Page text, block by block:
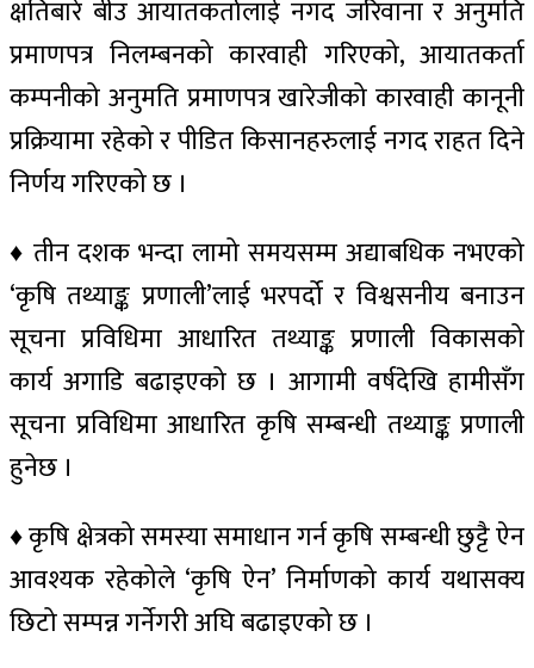
क्षतिबारे बीउ आयातकर्तालाई नगद जरिवाना र अनुमति
प्रमाणपत्र निलम्बनको कारवाही गरिएको, आयातकर्ता
कम्पनीको अनुमति प्रमाणपत्र खारेजीको कारवाही कानूनी
प्रक्रियामा रहेको र पीडित किसानहरुलाई नगद राहत दिने
निर्णय गरिएको छ ।
♦ तीन दशक भन्दा लामो समयसम्म अद्याबधिक नभएको
‘कृषि तथ्याङ्क प्रणाली’लाई भरपर्दो र विश्वसनीय बनाउन
सूचना प्रविधिमा आधारित तथ्याङ्क प्रणाली विकासको
कार्य अगाडि बढाइएको छ । आगामी वर्षदेखि हामीसँग
सूचना प्रविधिमा आधारित कृषि सम्बन्धी तथ्याङ्क प्रणाली
हुनेछ ।
♦ कृषि क्षेत्रको समस्या समाधान गर्न कृषि सम्बन्धी छुट्टै ऐन
आवश्यक रहेकोले ‘कृषि ऐन’ निर्माणको कार्य यथासक्य
छिटो सम्पन्न गर्नेगरी अघि बढाइएको छ ।